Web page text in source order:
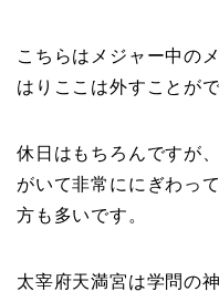
こちらはメジャー中の
はりここは外すことが
休日はもちろんですが
がいて非常ににぎわっ
方も多いです。
太宰府天満宮は学問の